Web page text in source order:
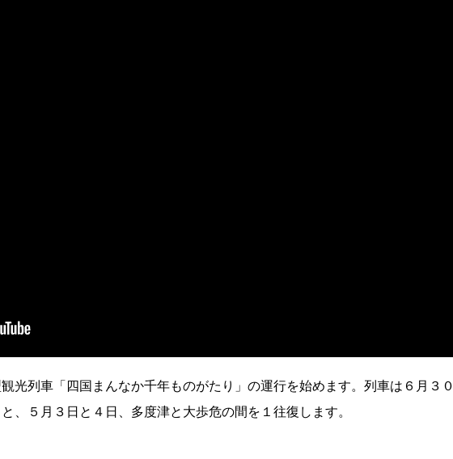
光列車「四国まんなか千年ものがたり」の運行を始めます。列車は６月３０
、５月３日と４日、多度津と大歩危の間を１往復します。